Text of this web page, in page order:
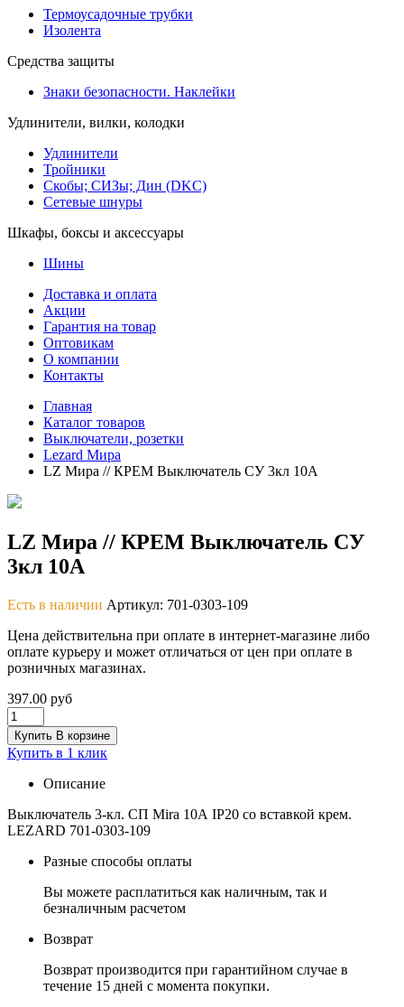
Термоусадочные трубки
Изолента
Средства защиты
Знаки безопасности. Наклейки
Удлинители, вилки, колодки
Удлинители
Тройники
Скобы; СИЗы; Дин (DKC)
Сетевые шнуры
Шкафы, боксы и аксессуары
Шины
Доставка и оплата
Акции
Гарантия на товар
Оптовикам
О компании
Контакты
Главная
Каталог товаров
Выключатели, розетки
Lezard Мира
LZ Мира // КРЕМ Выключатель СУ 3кл 10А
LZ Мира // КРЕМ Выключатель СУ
3кл 10А
Есть в наличии Артикул: 701-0303-109
Цена действительна при оплате в интернет-магазине либо
оплате курьеру и может отличаться от цен при оплате в
розничных магазинах.
397.00 руб
Купить В корзине
Купить в 1 клик
Описание
Выключатель 3-кл. СП Mira 10А IP20 со вставкой крем.
LEZARD 701-0303-109
Разные способы оплаты
Вы можете расплатиться как наличным, так и
безналичным расчетом
Возврат
Возврат производится при гарантийном случае в
течение 15 дней с момента покупки.